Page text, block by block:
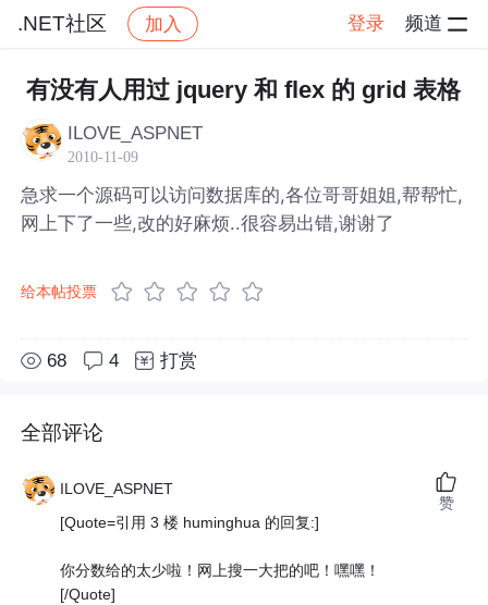
.NET社区 加入 登录 频道
社区 .NET社区 帖子详情
有没有人用过 jquery 和 flex 的 grid 表格
ILOVE_ASPNET
2010-11-09
急求一个源码可以访问数据库的,各位哥哥姐姐,帮帮忙,
网上下了一些,改的好麻烦..很容易出错,谢谢了
给本帖投票
68 4 打赏
全部评论
ILOVE_ASPNET
[Quote=引用 3 楼 huminghua 的回复:]
你分数给的太少啦！网上搜一大把的吧！嘿嘿！
[/Quote]
赞